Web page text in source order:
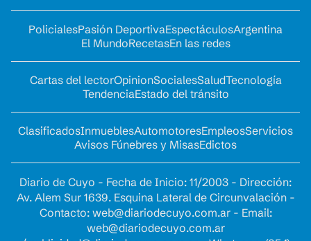
PolicialesPasión DeportivaEspectáculosArgentina
El MundoRecetasEn las redes
Cartas del lectorOpinionSocialesSaludTecnología
TendenciaEstado del tránsito
ClasificadosInmueblesAutomotoresEmpleosServicios
Avisos Fúnebres y MisasEdictos
Diario de Cuyo - Fecha de Inicio: 11/2003 - Dirección:
Av. Alem Sur 1639. Esquina Lateral de Circunvalación -
Contacto: web@diariodecuyo.com.ar- Email:
web@diariodecuyo.com.ar